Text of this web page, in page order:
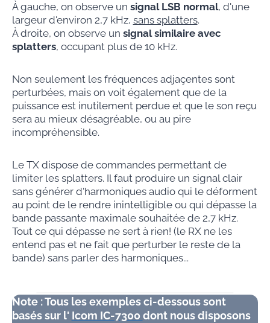
À gauche, on observe un signal LSB normal, d'une
largeur d'environ 2,7 kHz, sans splatters.
À droite, on observe un signal similaire avec
splatters, occupant plus de 10 kHz.
Non seulement les fréquences adjaçentes sont
perturbées, mais on voit également que de la
puissance est inutilement perdue et que le son reçu
sera au mieux désagréable, ou au pire
incompréhensible.
Le TX dispose de commandes permettant de
limiter les splatters. Il faut produire un signal clair
sans générer d'harmoniques audio qui le déforment
au point de le rendre inintelligible ou qui dépasse la
bande passante maximale souhaitée de 2,7 kHz.
Tout ce qui dépasse ne sert à rien! (le RX ne les
entend pas et ne fait que perturber le reste de la
bande) sans parler des harmoniques...
Note : Tous les exemples ci-dessous sont
basés sur l' Icom IC-7300 dont nous disposons